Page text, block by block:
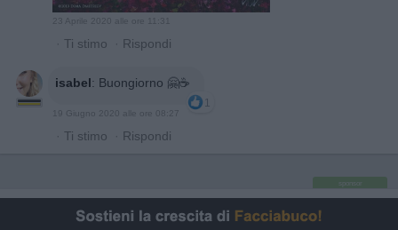
23 Aprile 2020 alle ore 11:31
· Ti stimo · Rispondi
isabel: Buongiorno 🤗☕️
1
19 Giugno 2020 alle ore 08:27
· Ti stimo · Rispondi